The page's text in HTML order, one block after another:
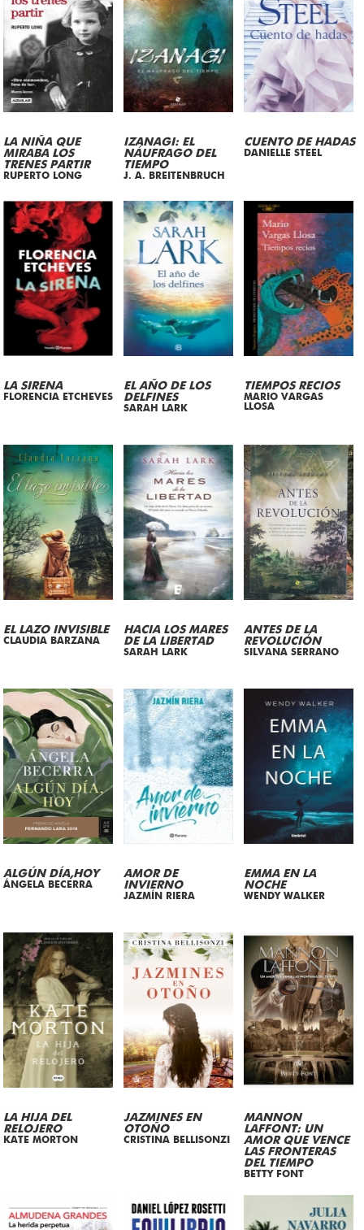
LA NIÑA QUE
MIRABA LOS
TRENES PARTIR
RUPERTO LONG
IZANAGI: EL
NÁUFRAGO DEL
TIEMPO
J. A. BREITENBRUCH
CUENTO DE HADAS
DANIELLE STEEL
LA SIRENA
FLORENCIA ETCHEVES
EL AÑO DE LOS
DELFINES
SARAH LARK
TIEMPOS RECIOS
MARIO VARGAS
LLOSA
EL LAZO INVISIBLE
CLAUDIA BARZANA
HACIA LOS MARES
DE LA LIBERTAD
SARAH LARK
ANTES DE LA
REVOLUCIÓN
SILVANA SERRANO
ALGÚN DÍA,HOY
ÁNGELA BECERRA
AMOR DE
INVIERNO
JAZMÍN RIERA
EMMA EN LA
NOCHE
WENDY WALKER
LA HIJA DEL
RELOJERO
KATE MORTON
JAZMINES EN
OTOÑO
CRISTINA BELLISONZI
MANNON
LAFFONT: UN
AMOR QUE VENCE
LAS FRONTERAS
DEL TIEMPO
BETTY FONT